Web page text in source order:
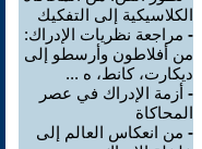
الكلاسيكية إلى التفكيك
- مراجعة نظريات الإدراك:
من أفلاطون وأرسطو إلى
ديكارت، كانط، ه ...
- أزمة الإدراك في عصر
المحاكاة
- من انعكاس العالم إلى